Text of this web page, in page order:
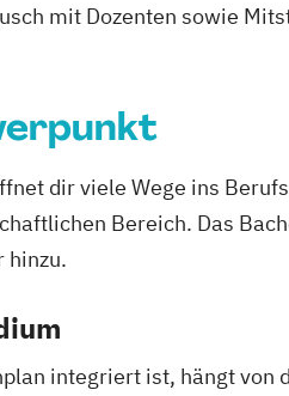
mit Dozenten sowie
dir viele Wege ins
Bereich. Das
hinzu.
integriert ist, hängt von